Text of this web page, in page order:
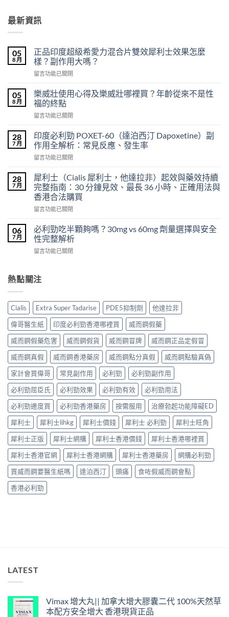
最新資訊
05
8 月
正品印度超級希愛力混合片雙效犀利士效果怎麼
樣？副作用大嗎？
在
品
印
度
超
希
愛
力
混
片
雙
效
利
效
果
怎
麼
作
嗎？〉
中
留言功能已關閉
05
8 月
樂威壯使用心得及樂威壯哪裡買？年齡從來不是性
福的終點
在
威
壯
使
用
得
及
樂
威
壯
裡
買？
齡
不
福
的
終
點〉
中
留言功能已關閉
28
7 月
印度必利勁 POXET-60（達泊西汀 Dapoxetine）副
作用全解析：常見反應、發生率
在
度
必
利
勁
POXET-
泊
西
汀
Dapoxetine）
用
析：
常
見
反
應、
發
生
率〉
中
留言功能已關閉
28
7 月
犀利士（Cialis 犀利士，他達拉非）起效與藥效持續
完整指南：30 分鐘見效、最長 36 小時、正確用法與
香港合法購買
在
利
士
（Cialis
犀
他
非）
起
效
與
藥
效
持
續
完
整
指
南：
30
分
見
效、
最
長
36
小
時、
正
購
留言功能已關閉
06
7 月
必利勁吃半顆夠嗎？30mg vs 60mg 劑量選擇與安全
性完整解析
在
勁
吃
顆
夠
嗎？
30mg
vs
60mg
劑
量
選
擇
與
安
全
性
整
解
析〉
中
留言功能已關閉
熱點關注
Cialis Extra Super Tadarise PDE5抑制劑
他達拉非
偉哥醫生紙
印度必利勁香港哪裡買
威而鋼假藥
威而鋼假藥危害
威而鋼假貨 威而鋼冒牌
威而鋼正品定假冒
威而鋼真假
威而鋼香港藥房 威而鋼點分真假
威而鋼點驗真偽
家計會買偉哥
常見副作用 必利勁
必利勁副作用
必利勁屈臣氏
必利勁效果 必利勁有效
必利勁用法
必利勁邊度買
必利勁香港藥房 按需服用
治療勃起功能障礙ED
犀利士
犀利士lihkg 犀利士價錢 犀利士 必利勁
犀利士旺角
犀利士正版
犀利士網購 犀利士香港價錢
犀利士香港哪裡買
犀利士香港官網
犀利士香港網購 犀利士香港藥房
網購必利勁
買威而鋼要醫生紙嗎
達泊西汀 頭痛
食咗假威而鋼會點
香港必利勁
LATEST
Vimax 增大丸|| 加拿大增大膠囊二代 100%天然草
本配方安全增大 香港現貨正品